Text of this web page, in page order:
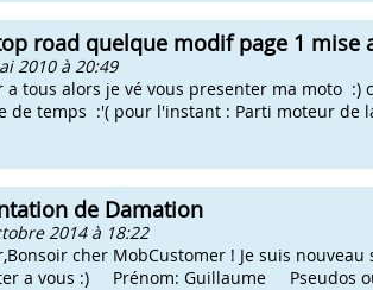
road quelque modif page 1 mise
2010 à 20:49
a tous alors je vé vous presenter ma moto
de temps :'( pour l'instant : Parti moteur de
de Damation
2014 à 18:22
cher MobCustomer ! Je suis
a vous :) Prénom: Guillaume Pseudos